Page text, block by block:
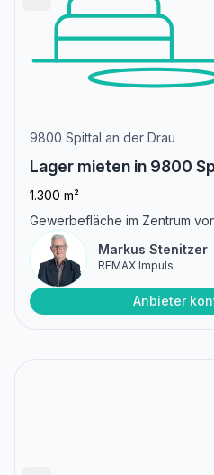
9800 Spittal an der Drau
Lager mieten in 9800
1.300 m²
Gewerbefläche im Zentrum
Markus Stenitzer
REMAX Impuls
Anbieter